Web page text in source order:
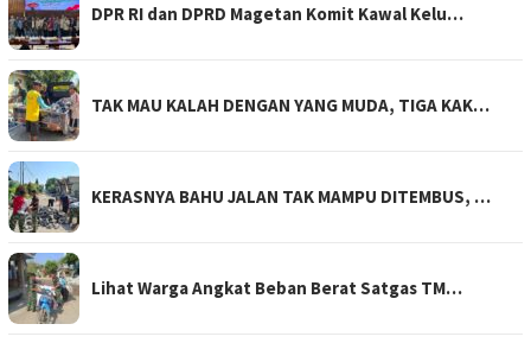
DPR RI dan DPRD Magetan Komit Kawal Kelu…
TAK MAU KALAH DENGAN YANG MUDA, TIGA KAK…
KERASNYA BAHU JALAN TAK MAMPU DITEMBUS, …
Lihat Warga Angkat Beban Berat Satgas TM…